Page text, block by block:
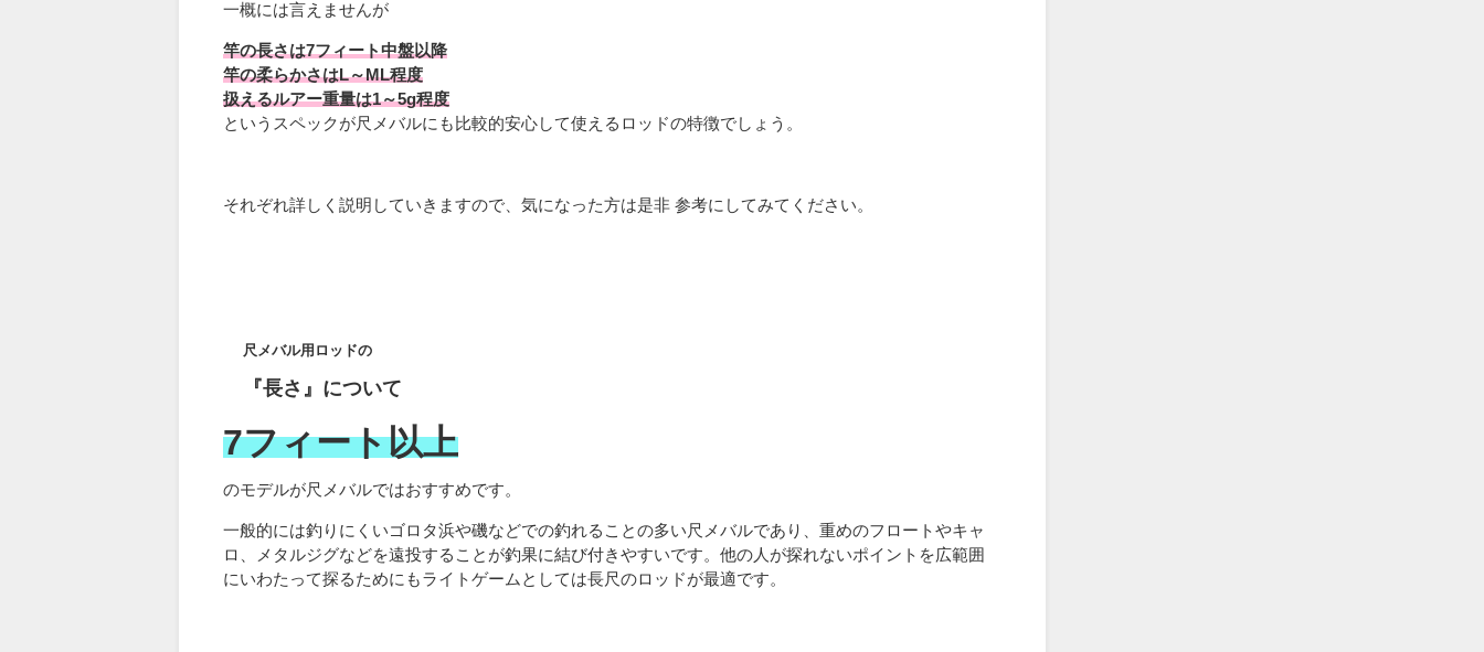
一概には言えませんが
竿の長さは7フィート中盤以降
竿の柔らかさはL～ML程度
扱えるルアー重量は1～5g程度
というスペックが尺メバルにも比較的安心して使えるロッドの特徴でしょう。
それぞれ詳しく説明していきますので、気になった方は是非 参考にしてみてください。
尺メバル用ロッドの
『長さ』について
7フィート以上
のモデルが尺メバルではおすすめです。
一般的には釣りにくいゴロタ浜や磯などでの釣れることの多い尺メバルであり、重めのフロートやキャ
ロ、メタルジグなどを遠投することが釣果に結び付きやすいです。他の人が探れないポイントを広範囲
にいわたって探るためにもライトゲームとしては長尺のロッドが最適です。